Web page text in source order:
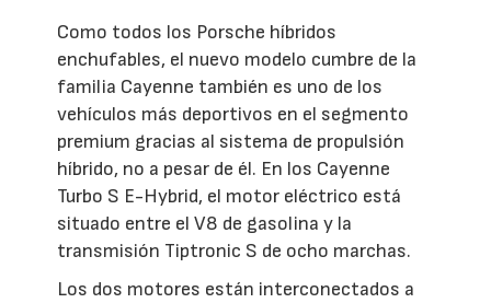
Como todos los Porsche híbridos
enchufables, el nuevo modelo cumbre de la
familia Cayenne también es uno de los
vehículos más deportivos en el segmento
premium gracias al sistema de propulsión
híbrido, no a pesar de él. En los Cayenne
Turbo S E-Hybrid, el motor eléctrico está
situado entre el V8 de gasolina y la
transmisión Tiptronic S de ocho marchas.
Los dos motores están interconectados a